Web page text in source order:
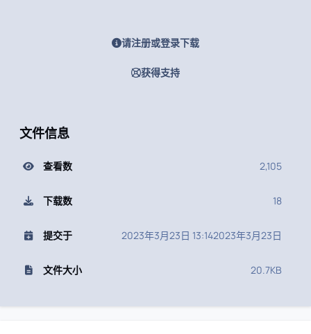
请注册或登录下载
获得支持
文件信息
查看数 2,105
下载数 18
提交于 2023年3月23日 13:142023年3月23日
文件大小 20.7KB